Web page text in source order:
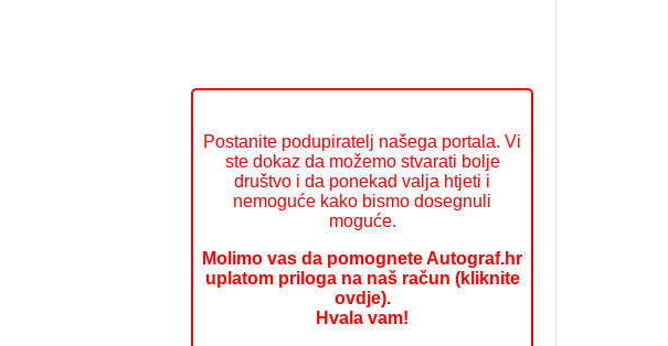
Postanite podupiratelj našega portala. Vi
ste dokaz da možemo stvarati bolje
društvo i da ponekad valja htjeti i
nemoguće kako bismo dosegnuli
moguće.
Molimo vas da pomognete Autograf.hr
uplatom priloga na naš račun (kliknite
ovdje).
Hvala vam!